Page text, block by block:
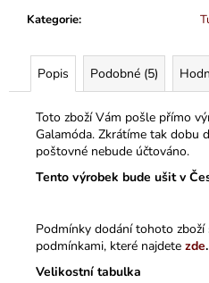
Kategorie:
Popis Podobné (5)
Toto zboží Vám pošle přímo
Galamóda. Zkrátíme tak dobu
poštovné nebude účtováno.
Tento výrobek bude ušit v
Podmínky dodání tohoto
podmínkami, které najdete zde.
Velikostní tabulka